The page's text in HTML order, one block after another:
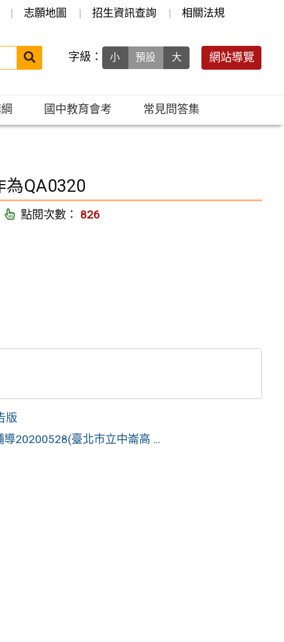
志願地圖 招生資訊查詢 相關法規
送出 字級： 小 預設 大 網站導覽
國中教育會考 常見問答集
QA0320
點閱次數： 826
版
20200528(臺北市立中崙高 ...